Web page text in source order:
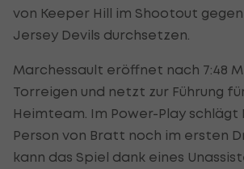
von Keeper Hill im Shootout
Jersey Devils durchsetzen.
Marchessault eröffnet nach 7:48
Torreigen und netzt zur Führung
Heimteam. Im Power-Play schlägt
Person von Bratt noch im ersten
kann das Spiel dank eines